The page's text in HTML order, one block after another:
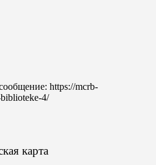
https://mcrb-
4/
карта